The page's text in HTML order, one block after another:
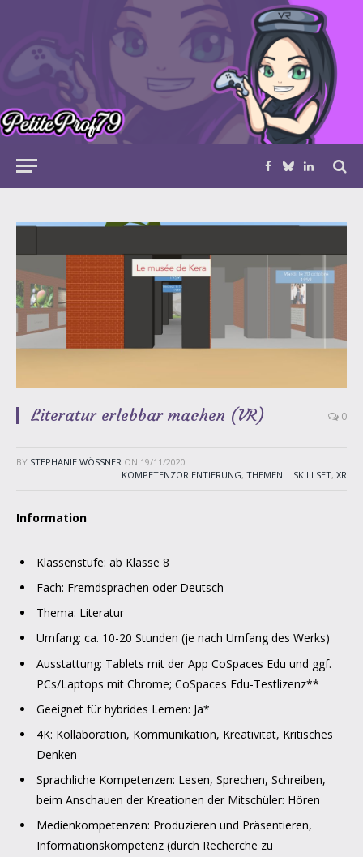
Facebook
BlueskyLinkedIn
Literatur erlebbar machen (VR) 0
BY STEPHANIE WÖSSNER ON 19/11/2020
KOMPETENZORIENTIERUNG, THEMEN | SKILLSET, XR
Information
Klassenstufe: ab Klasse 8
Fach: Fremdsprachen oder Deutsch
Thema: Literatur
Umfang: ca. 10-20 Stunden (je nach Umfang des Werks)
Ausstattung: Tablets mit der App CoSpaces Edu und ggf.
PCs/Laptops mit Chrome; CoSpaces Edu-Testlizenz**
Geeignet für hybrides Lernen: Ja*
4K: Kollaboration, Kommunikation, Kreativität, Kritisches
Denken
Sprachliche Kompetenzen: Lesen, Sprechen, Schreiben,
beim Anschauen der Kreationen der Mitschüler: Hören
Medienkompetenzen: Produzieren und Präsentieren,
Informationskompetenz (durch Recherche zu